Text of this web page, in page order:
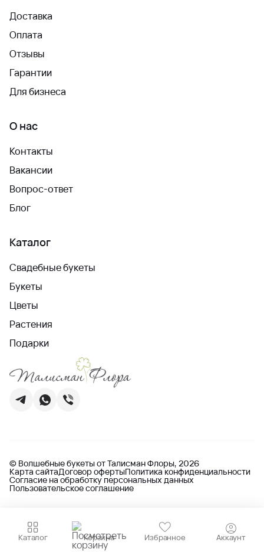
Каталог Корзина Избранное Аккаунт
Доставка
Оплата
Отзывы
Гарантии
Для бизнеса
О нас
Контакты
Вакансии
Вопрос-ответ
Блог
Каталог
Свадебные букеты
Букеты
Цветы
Растения
Подарки
© Волшебные букеты от Талисман Флоры, 2026
Карта сайтаДоговор офертыПолитика конфиденциальности
Согласие на обработку персональных данных
Пользовательское соглашение